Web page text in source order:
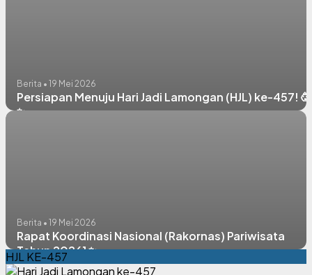
Berita • 19 Mei 2026
Persiapan Menuju Hari Jadi Lamongan (HJL) ke-457! 🥳
✨
Berita • 19 Mei 2026
Rapat Koordinasi Nasional (Rakornas) Pariwisata
Tahun 2026] ✨
HJL KE-457